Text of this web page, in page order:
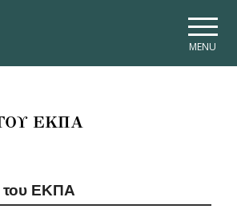
MENU
ΕΚΠΑ
του ΕΚΠΑ